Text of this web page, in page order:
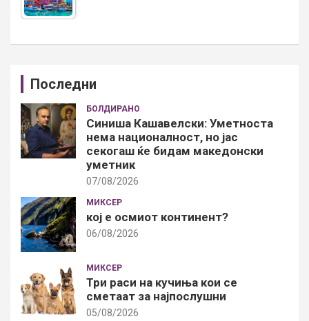
Последни
БОЛДИРАНО
Синиша Кашавелски: Уметноста
нема националност, но јас
секогаш ќе бидам македонски
уметник
07/08/2026
МИКСЕР
кој е осмиот континент?
06/08/2026
МИКСЕР
Три раси на кучиња кои се
сметаат за најпослушни
05/08/2026